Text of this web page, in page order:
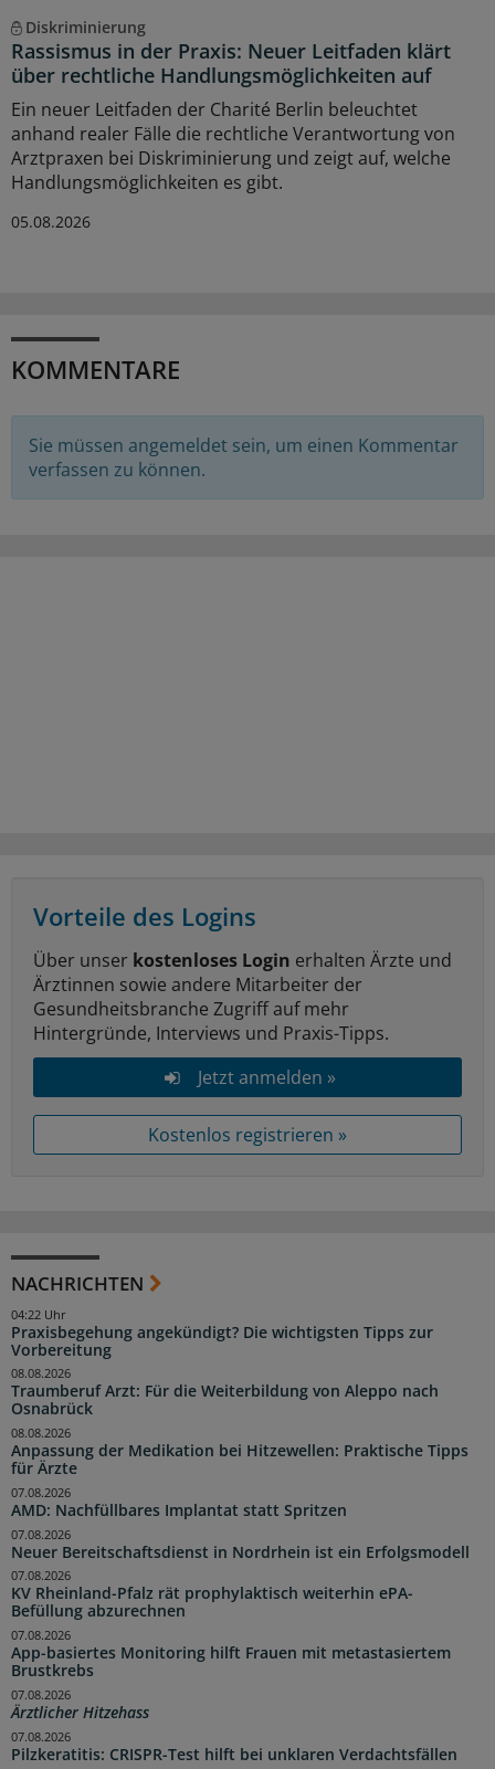
Diskriminierung
Rassismus in der Praxis: Neuer Leitfaden klärt
über rechtliche Handlungsmöglichkeiten auf
Ein neuer Leitfaden der Charité Berlin beleuchtet
anhand realer Fälle die rechtliche Verantwortung von
Arztpraxen bei Diskriminierung und zeigt auf, welche
Handlungsmöglichkeiten es gibt.
05.08.2026
KOMMENTARE
Sie müssen angemeldet sein, um einen Kommentar
verfassen zu können.
Vorteile des Logins
Über unser kostenloses Login erhalten Ärzte und
Ärztinnen sowie andere Mitarbeiter der
Gesundheitsbranche Zugriff auf mehr
Hintergründe, Interviews und Praxis-Tipps.
Jetzt anmelden »
Kostenlos registrieren »
NACHRICHTEN
Praxisbegehung angekündigt? Die wichtigsten Tipps zur
Vorbereitung
04:22 Uhr
Traumberuf Arzt: Für die Weiterbildung von Aleppo nach
Osnabrück
08.08.2026
Anpassung der Medikation bei Hitzewellen: Praktische Tipps
für Ärzte
08.08.2026
AMD: Nachfüllbares Implantat statt Spritzen
07.08.2026
Neuer Bereitschaftsdienst in Nordrhein ist ein Erfolgsmodell
07.08.2026
KV Rheinland-Pfalz rät prophylaktisch weiterhin ePA-
Befüllung abzurechnen
07.08.2026
App-basiertes Monitoring hilft Frauen mit metastasiertem
Brustkrebs
07.08.2026
Ärztlicher Hitzehass
07.08.2026
Pilzkeratitis: CRISPR-Test hilft bei unklaren Verdachtsfällen
07.08.2026